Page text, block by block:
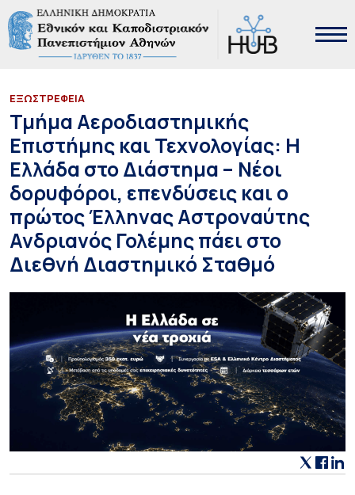
EΞΩΣΤΡΕΦΕΙΑ
Τμήμα Αεροδιαστημικής
Επιστήμης και Τεχνολογίας: Η
Ελλάδα στο Διάστημα – Νέοι
δορυφόροι, επενδύσεις και ο
πρώτος Έλληνας Αστροναύτης
Ανδριανός Γολέμης πάει στο
Διεθνή Διαστημικό Σταθμό